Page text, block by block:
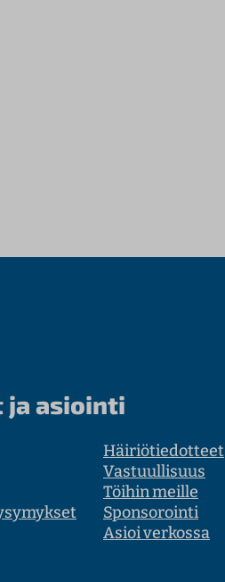
ja asiointi
Häiriötiedotteet
Vastuullisuus
Töihin meille
Sponsorointi
Asioi verkossa